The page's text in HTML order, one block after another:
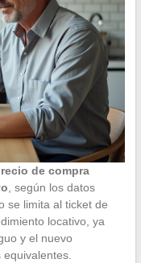
de compra
, según los datos
se limita al ticket de
locativo, ya
y el nuevo
equivalentes.